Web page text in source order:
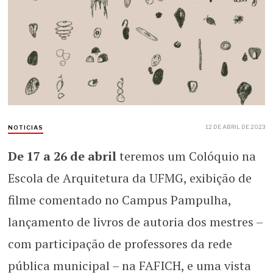
NOTICIAS 12 DE ABRIL DE 2023
De 17 a 26 de abrilteremos um Colóquio na
Escola de Arquitetura da UFMG, exibição de
filme comentado no Campus Pampulha,
lançamento de livros de autoria dos mestres –
com participação de professores da rede
pública municipal – na FAFICH, e uma vista